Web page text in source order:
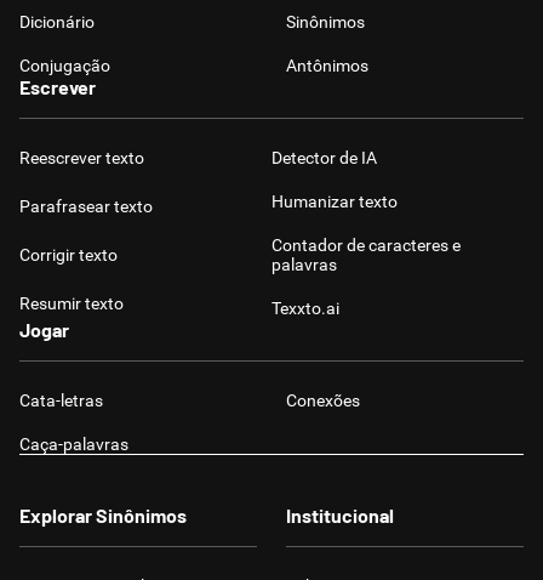
Dicionário Sinônimos
Conjugação Antônimos
Escrever
Reescrever texto
Parafrasear texto
Corrigir texto
Resumir texto
Detector de IA
Humanizar texto
Contador de caracteres e
palavras
Texxto.ai
Jogar
Cata-letras Conexões
Caça-palavras
Explorar Sinônimos Institucional